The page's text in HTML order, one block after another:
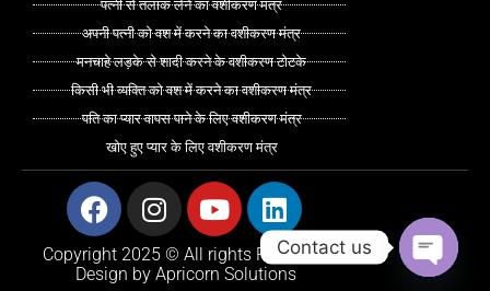
पत्नी से तलाक लेने का वशीकरण मंत्र
अपनी पत्नी को वश में करने का वशीकरण मंत्र
मनचाहे लड़के से शादी करने के वशीकरण टोटके
किसी भी व्यक्ति को वश में करने का वशीकरण मंत्र
पति का प्यार वापस पाने के लिए वशीकरण मंत्र
खोए हुए प्यार के लिए वशीकरण मंत्र
Facebook
Instagram
YoutubeLinkedin
Copyright 2025 © All rights Reserved.
Design by Apricorn Solutions
Contact us
Open